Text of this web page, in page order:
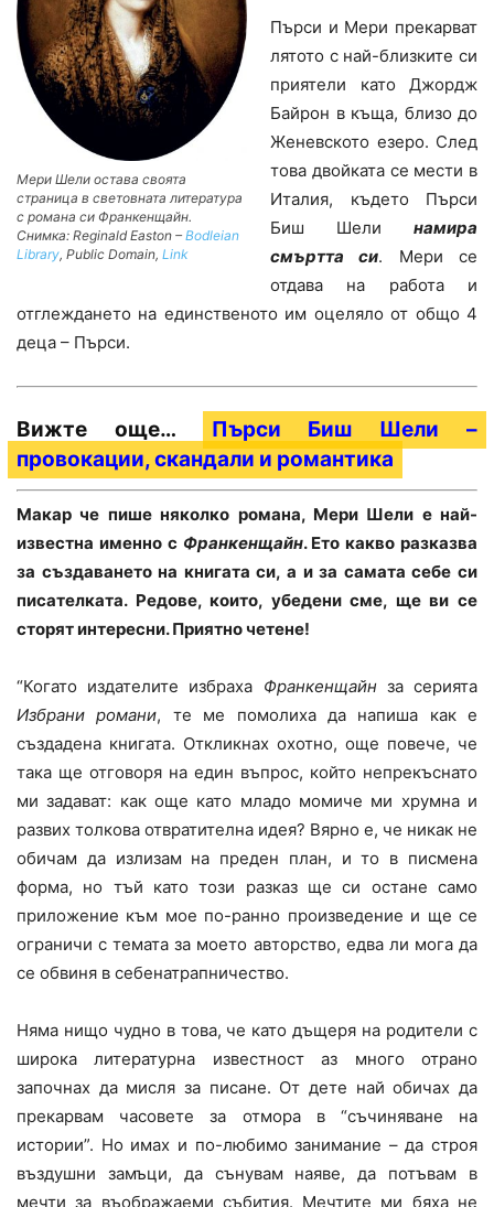
Мери Шели остава своята
страница в световната литература
с романа си Франкенщайн.
Снимка: Reginald Easton –Bodleian
Library, Public Domain, Link
Пърси и Мери прекарват
лятото с най-близките си
приятели като Джордж
Байрон в къща, близо до
Женевското езеро. След
това двойката се мести в
Италия, където Пърси
Биш Шели намира
смъртта си. Мери се
отдава на работа и
отглеждането на единственото им оцеляло от общо 4
деца – Пърси.
Вижте още…
Пърси Биш Шели –
провокации, скандали и романтика
Макар че пише няколко романа, Мери Шели е най-
известна именно с Франкенщайн. Ето какво разказва
за създаването на книгата си, а и за самата себе си
писателката. Редове, които, убедени сме, ще ви се
сторят интересни. Приятно четене!
“Когато издателите избраха Франкенщайнза серията
Избрани романи, те ме помолиха да напиша как е
създадена книгата. Откликнах охотно, още повече, че
така ще отговоря на един въпрос, който непрекъснато
ми задават: как още като младо момиче ми хрумна и
развих толкова отвратителна идея? Вярно е, че никак не
обичам да излизам на преден план, и то в писмена
форма, но тъй като този разказ ще си остане само
приложение към мое по-ранно произведение и ще се
ограничи с темата за моето авторство, едва ли мога да
се обвиня в себенатрапничество.
Няма нищо чудно в това, че като дъщеря на родители с
широка литературна известност аз много отрано
започнах да мисля за писане. От дете най обичах да
прекарвам часовете за отмора в “съчиняване на
истории”. Но имах и по-любимо занимание – да строя
въздушни замъци, да сънувам наяве, да потъвам в
мечти за въображаеми събития. Мечтите ми бяха не